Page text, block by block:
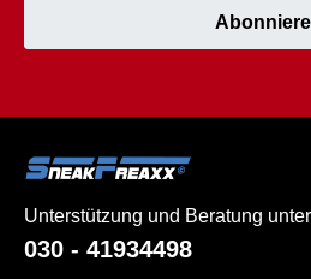
Unterstützung und Beratung
030 - 41934498